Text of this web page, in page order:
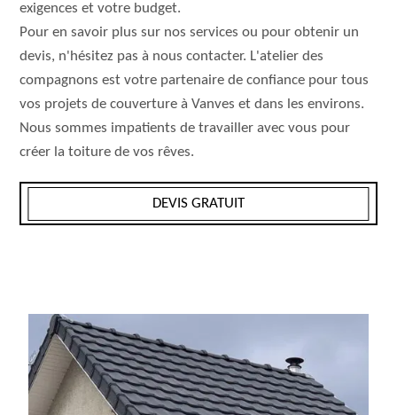
exigences et votre budget.
Pour en savoir plus sur nos services ou pour obtenir un
devis, n'hésitez pas à nous contacter. L'atelier des
compagnons est votre partenaire de confiance pour tous
vos projets de couverture à Vanves et dans les environs.
Nous sommes impatients de travailler avec vous pour
créer la toiture de vos rêves.
DEVIS GRATUIT